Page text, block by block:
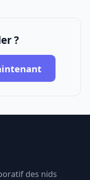
?
des nids